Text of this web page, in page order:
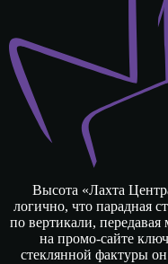
Высота «Лахта
логично, что парадная
по вертикали,
на промо-сайте
стеклянной фактуры